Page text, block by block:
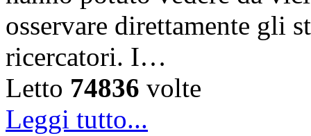
osservare direttamente gli
ricercatori. I…
Letto 74836 volte
Leggi tutto...